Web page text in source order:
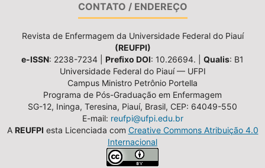
CONTATO / ENDEREÇO
Revista de Enfermagem da Universidade Federal do Piauí
(REUFPI)
e-ISSN: 2238-7234 | Prefixo DOI: 10.26694. | Qualis: B1
Universidade Federal do Piauí — UFPI
Campus Ministro Petrônio Portella
Programa de Pós-Graduação em Enfermagem
SG-12, Ininga, Teresina, Piauí, Brasil, CEP: 64049-550
E-mail: reufpi@ufpi.edu.br
A REUFPI esta Licenciada com Creative Commons Atribuição 4.0
Internacional